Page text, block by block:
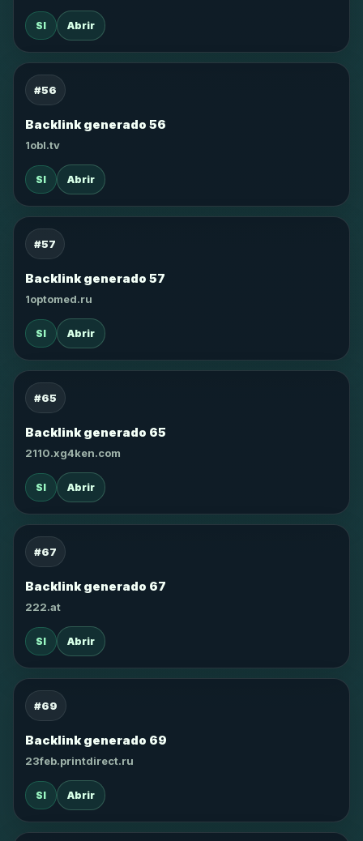
SI Abrir
#56
Backlink generado 56
1obl.tv
SI Abrir
#57
Backlink generado 57
1optomed.ru
SI Abrir
#65
Backlink generado 65
2110.xg4ken.com
SI Abrir
#67
Backlink generado 67
222.at
SI Abrir
#69
Backlink generado 69
23feb.printdirect.ru
SI Abrir